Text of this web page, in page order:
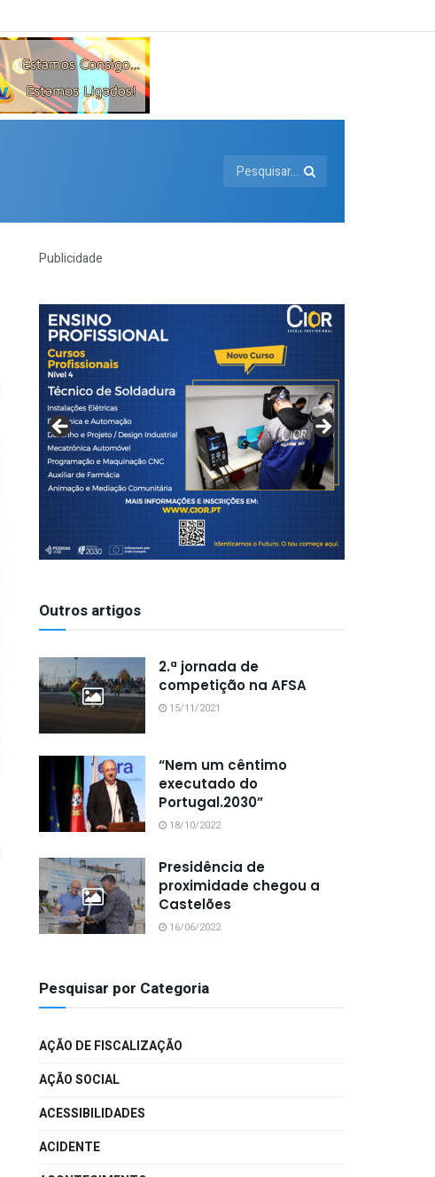
Publicidade
Outros artigos
2.ª jornada de
competição na AFSA
15/11/2021
“Nem um cêntimo
executado do
Portugal.2030”
18/10/2022
Presidência de
proximidade chegou a
Castelões
16/06/2022
Pesquisar por Categoria
AÇÃO DE FISCALIZAÇÃO
AÇÃO SOCIAL
ACESSIBILIDADES
ACIDENTE